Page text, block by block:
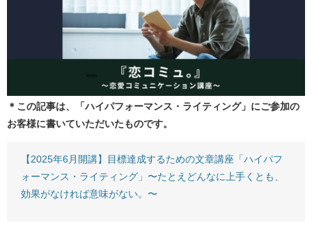
＊この記事は、「ハイパフォーマンス・ライティング」にご参加の
お客様に書いていただいたものです。
【2025年6月開講】目標達成するための文章講座「ハイパフ
ォーマンス・ライティング」〜たとえどんなに上手くとも、
効果がなければ意味がない。〜